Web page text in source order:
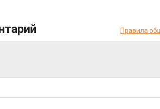
Правила